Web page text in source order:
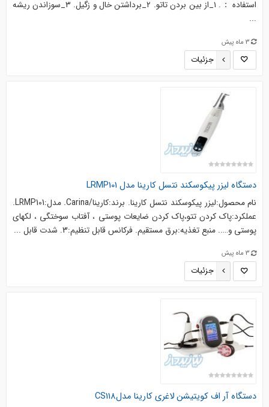
استفاده ：. ۱_از بین بردن تاتو. ۲_برداشتن خال و زگیل. ۳_سوزاندن ریشه
...
3 ماه پیش
جزئیات
دستگاه لیزر پیکوسکند نتسل کارینا مدل LRMP101
نام محصول:لیزر پیکوسکند نتسل کارینا. برند:کارینا/Carina. مدل:LRMP101.
عملکرد:پاک کردن تتو،پاک کردن ضایعات پوستی ، آفتاب سوختگی ، لکهای
پوستی و….. منبع تغذیه:برق مستقیم. فرکانس قابل تنظیم:3. شدت قابل ...
3 ماه پیش
جزئیات
دستگاه آر اف کویتیشن لاغری کارینا مدلCS118